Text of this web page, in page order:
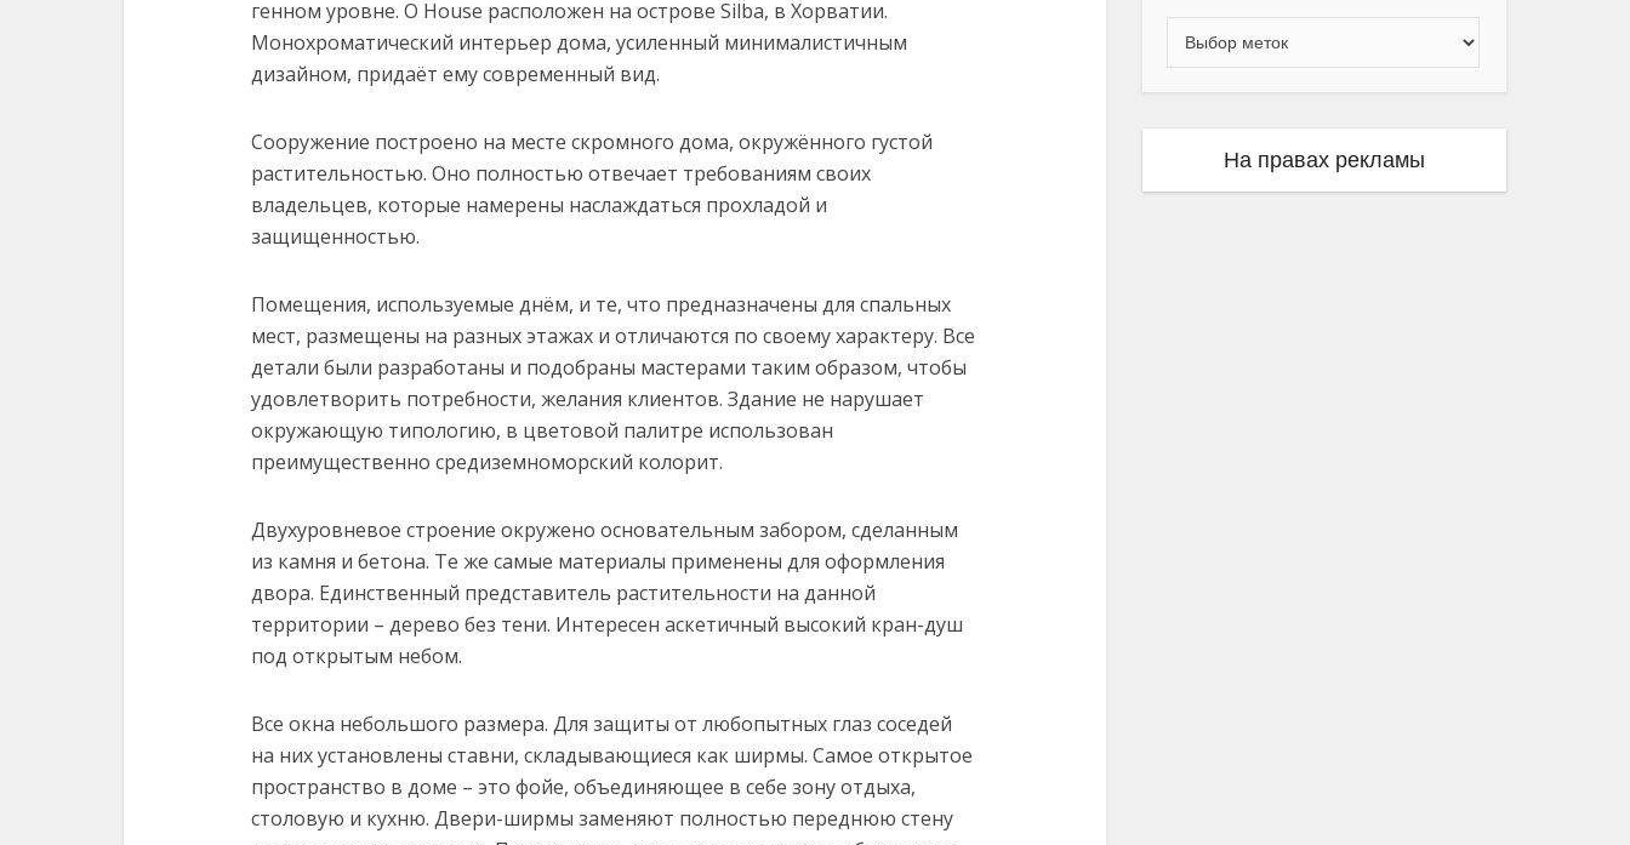
генном уровне. O House расположен на острове Silba, в Хорватии.
Монохроматический интерьер дома, усиленный минималистичным
дизайном, придаёт ему современный вид.
Сооружение построено на месте скромного дома, окружённого густой
растительностью. Оно полностью отвечает требованиям своих
владельцев, которые намерены наслаждаться прохладой и
защищенностью.
Помещения, используемые днём, и те, что предназначены для спальных
мест, размещены на разных этажах и отличаются по своему характеру. Все
детали были разработаны и подобраны мастерами таким образом, чтобы
удовлетворить потребности, желания клиентов. Здание не нарушает
окружающую типологию, в цветовой палитре использован
преимущественно средиземноморский колорит.
Двухуровневое строение окружено основательным забором, сделанным
из камня и бетона. Те же самые материалы применены для оформления
двора. Единственный представитель растительности на данной
территории – дерево без тени. Интересен аскетичный высокий кран-душ
под открытым небом.
Все окна небольшого размера. Для защиты от любопытных глаз соседей
на них установлены ставни, складывающиеся как ширмы. Самое открытое
пространство в доме – это фойе, объединяющее в себе зону отдыха,
столовую и кухню. Двери-ширмы заменяют полностью переднюю стену
На правах рекламы